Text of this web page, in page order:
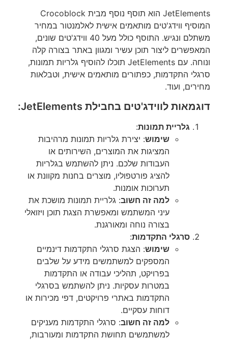
JetElements הוא תוסף נוסף מבית Crocoblock
המוסיף ווידג'טים מותאמים אישית לאלמנטור במחיר
משתלם ונגיש. התוסף כולל מעל 40 ווידג'טים שונים,
המאפשרים ליצור תוכן עשיר ומגוון באתר בצורה קלה
ונוחה. עם JetElements תוכלו להוסיף גלריות תמונות,
סרגלי התקדמות, כפתורים מותאמים אישית, וטבלאות
מחירים, ועוד.
דוגמאות לווידג'טים בחבילת JetElements:
גלריית תמונות:
שימוש: יצירת גלריות תמונות מרהיבות
המציגות את המוצרים, השירותים או
העבודות שלכם. ניתן להשתמש בגלריות
להציג פורטפוליו, מוצרים בחנות מקוונת או
תערוכות אומנות.
למה זה חשוב: גלריית תמונות מושכת את
עיני המשתמש ומאפשרת הצגת תוכן ויזואלי
בצורה נוחה ומאורגנת.
סרגלי התקדמות:
שימוש: הצגת סרגלי התקדמות דינמיים
המספקים למשתמשים מידע על שלבים
בפרויקט, תהליכי עבודה או התקדמות
במטרות עסקיות. ניתן להשתמש בסרגלי
התקדמות באתרי פרויקטים, דפי מכירות או
דוחות עסקיים.
למה זה חשוב: סרגלי התקדמות מעניקים
למשתמשים תחושת התקדמות ומעורבות,